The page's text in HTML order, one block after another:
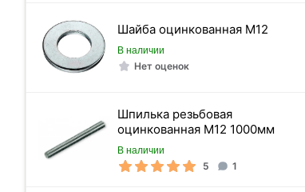
Шайба оцинкованная М12
В наличии
Нет оценок
Шпилька резьбовая
оцинкованная М12 1000мм
В наличии
5 1